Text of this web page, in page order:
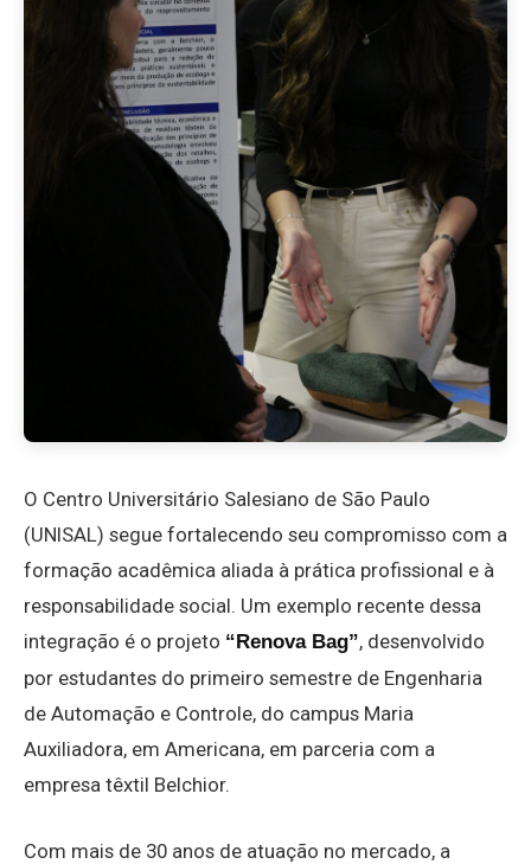
O Centro Universitário Salesiano de São Paulo
(UNISAL) segue fortalecendo seu compromisso com a
formação acadêmica aliada à prática profissional e à
responsabilidade social. Um exemplo recente dessa
integração é o projeto “Renova Bag”, desenvolvido
por estudantes do primeiro semestre de Engenharia
de Automação e Controle, do campus Maria
Auxiliadora, em Americana, em parceria com a
empresa têxtil Belchior.
Com mais de 30 anos de atuação no mercado, a